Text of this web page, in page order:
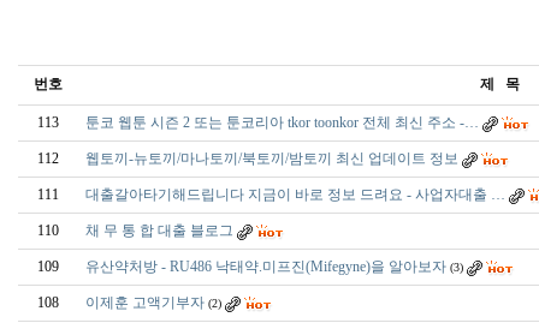
번호 제 목
113 툰코 웹툰 시즌 2 또는 툰코리아 tkor toonkor 전체 최신 주소 -…
112 웹토끼-뉴토끼/마나토끼/북토끼/밤토끼 최신 업데이트 정보
111 대출갈아타기해드립니다 지금이 바로 정보 드려요 - 사업자대출 …
110 채 무 통 합 대출 블로그
109 유산약처방 - RU486 낙태약.미프진(Mifegyne)을 알아보자 (3)
108 이제훈 고액기부자 (2)